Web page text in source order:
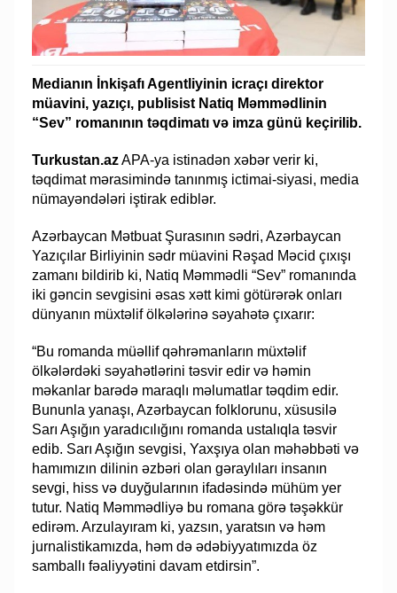
Medianın İnkişafı Agentliyinin icraçı direktor
müavini, yazıçı, publisist Natiq Məmmədlinin
“Sev” romanının təqdimatı və imza günü keçirilib.
Turkustan.azAPA-ya istinadən xəbər verir ki,
təqdimat mərasimində tanınmış ictimai-siyasi, media
nümayəndələri iştirak ediblər.
Azərbaycan Mətbuat Şurasının sədri, Azərbaycan
Yazıçılar Birliyinin sədr müavini Rəşad Məcid çıxışı
zamanı bildirib ki, Natiq Məmmədli “Sev” romanında
iki gəncin sevgisini əsas xətt kimi götürərək onları
dünyanın müxtəlif ölkələrinə səyahətə çıxarır:
“Bu romanda müəllif qəhrəmanların müxtəlif
ölkələrdəki səyahətlərini təsvir edir və həmin
məkanlar barədə maraqlı məlumatlar təqdim edir.
Bununla yanaşı, Azərbaycan folklorunu, xüsusilə
Sarı Aşığın yaradıcılığını romanda ustalıqla təsvir
edib. Sarı Aşığın sevgisi, Yaxşıya olan məhəbbəti və
hamımızın dilinin əzbəri olan gəraylıları insanın
sevgi, hiss və duyğularının ifadəsində mühüm yer
tutur. Natiq Məmmədliyə bu romana görə təşəkkür
edirəm. Arzulayıram ki, yazsın, yaratsın və həm
jurnalistikamızda, həm də ədəbiyyatımızda öz
samballı fəaliyyətini davam etdirsin”.